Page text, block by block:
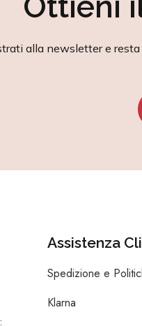
alla newsletter e
Assistenza
Spedizione e
Klarna